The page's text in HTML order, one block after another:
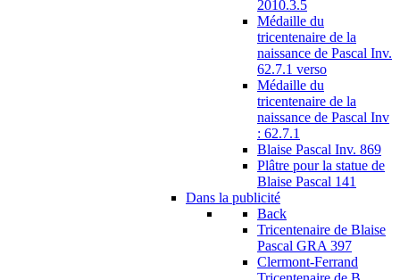
2010.3.5
Médaille du
tricentenaire de la
naissance de Pascal Inv.
62.7.1 verso
Médaille du
tricentenaire de la
naissance de Pascal Inv
: 62.7.1
Blaise Pascal Inv. 869
Plâtre pour la statue de
Blaise Pascal 141
Dans la publicité
Back
Tricentenaire de Blaise
Pascal GRA 397
Clermont-Ferrand